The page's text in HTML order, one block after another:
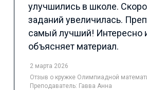
улучшились в школе.
заданий увеличилась.
самый лучший! Интересно
объясняет материал.
2 марта 2026
Отзыв о кружке Олимпиадной
Преподаватель: Гавва Анна